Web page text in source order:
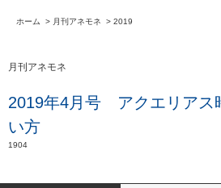
ホーム > 月刊アネモネ > 2019
月刊アネモネ
2019年4月号 アクエリアス
い方
1904